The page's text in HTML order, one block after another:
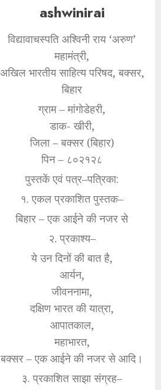
ashwinirai
विद्यावाचस्पति अश्विनी राय ‘अरुण’
महामंत्री,
अखिल भारतीय साहित्य परिषद, बक्सर,
बिहार
ग्राम – मांगोडेहरी,
डाक- खीरी,
जिला – बक्सर (बिहार)
पिन – ८०२१२८
पुस्तकें एवं पत्र–पत्रिका:
१. एकल प्रकाशित पुस्तक–
बिहार – एक आईने की नजर से
२. प्रकाश्य–
ये उन दिनों की बात है,
आर्यन,
जीवननामा,
दक्षिण भारत की यात्रा,
आपातकाल,
महाभारत,
बक्सर – एक आईने की नजर से आदि।
३. प्रकाशित साझा संग्रह–